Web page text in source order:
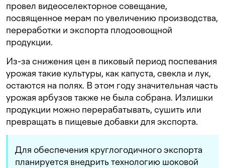
провел видеоселекторное совещание,
посвященное мерам по увеличению производства,
переработки и экспорта плодоовощной
продукции.
Из-за снижения цен в пиковый период поспевания
урожая такие культуры, как капуста, свекла и лук,
остаются на полях. В этом году значительная часть
урожая арбузов также не была собрана. Излишки
продукции можно перерабатывать, сушить или
превращать в пищевые добавки для экспорта.
Для обеспечения круглогодичного экспорта
планируется внедрить технологию шоковой